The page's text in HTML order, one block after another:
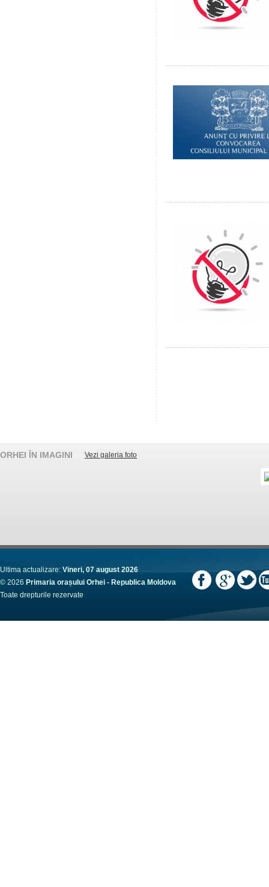
ORHEI ÎN IMAGINI Vezi galeria foto
Ultima actualizare: Vineri, 07 august 2026
© 2026 Primaria orașului Orhei - Republica Moldova
Toate drepturile rezervate